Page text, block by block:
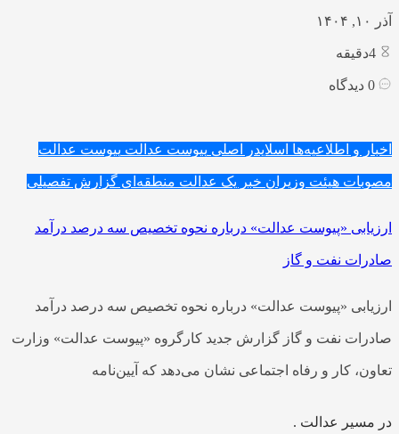
آذر ۱۰, ۱۴۰۴
دقیقه
دیدگاه
اخبار و اطلاعیه‌ها اسلایدر اصلی پیوست عدالت پیوست عدالت
مصوبات هیئت وزیران خبر یک عدالت منطقه‌ای گزارش تفصیلی
ارزیابی «پیوست عدالت» درباره نحوه تخصیص سه درصد درآمد
صادرات نفت و گاز
ارزیابی «پیوست عدالت» درباره نحوه تخصیص سه درصد درآمد
صادرات نفت و گاز گزارش جدید کارگروه «پیوست عدالت» وزارت
تعاون، کار و رفاه اجتماعی نشان می‌دهد که آیین‌نامه
در مسیر عدالت .